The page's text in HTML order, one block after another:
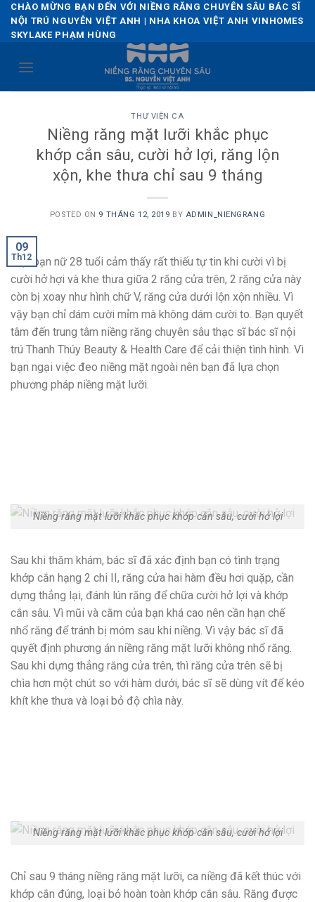
Skip
content
CHÀO MỪNG BẠN ĐẾN VỚI NIỀNG RĂNG CHUYÊN SÂU BÁC SĨ
NỘI TRÚ NGUYỄN VIỆT ANH | NHA KHOA VIỆT ANH VINHOMES
SKYLAKE PHẠM HÙNG
THƯ VIỆN CA
Niềng răng mặt lưỡi khắc phục
khớp cắn sâu, cười hở lợi, răng lộn
xộn, khe thưa chỉ sau 9 tháng
POSTED ON 9 THÁNG 12, 2019 BY ADMIN_NIENGRANG
09
Th12
Một bạn nữ 28 tuổi cảm thấy rất thiếu tự tin khi cười vì bị
cười hở hợi và khe thưa giữa 2 răng cửa trên, 2 răng cửa này
còn bị xoay như hình chữ V, răng cửa dưới lộn xộn nhiều. Vì
vậy bạn chỉ dám cười mỉm mà không dám cười to. Bạn quyết
tâm đến trung tâm niềng răng chuyên sâu thạc sĩ bác sĩ nội
trú Thanh Thúy Beauty & Health Care để cải thiện tình hình. Vì
bạn ngại việc đeo niềng mặt ngoài nên bạn đã lựa chọn
phương pháp niềng mặt lưỡi.
Niềng răng mặt lưỡi khắc phục khớp cắn sâu, cười hở lợi
Sau khi thăm khám, bác sĩ đã xác định bạn có tình trạng
khớp cắn hạng 2 chi II, răng cửa hai hàm đều hơi quặp, cần
dựng thẳng lại, đánh lún răng để chữa cười hở lợi và khớp
cắn sâu. Vì mũi và cằm của bạn khá cao nên cần hạn chế
nhổ răng để tránh bị móm sau khi niềng. Vì vậy bác sĩ đã
quyết định phương án niềng răng mặt lưỡi không nhổ răng.
Sau khi dựng thẳng răng cửa trên, thì răng cửa trên sẽ bị
chìa hơn một chút so với hàm dưới, bác sĩ sẽ dùng vít để kéo
khít khe thưa và loại bỏ độ chìa này.
Niềng răng mặt lưỡi khắc phục khớp cắn sâu, cười hở lợi
Chỉ sau 9 tháng niềng răng mặt lưỡi, ca niềng đã kết thúc với
khớp cắn đúng, loại bỏ hoàn toàn khớp cắn sâu. Răng được